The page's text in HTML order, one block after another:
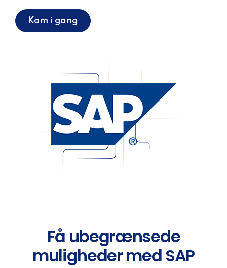
Kom i gang
Få ubegrænsede
muligheder med SAP